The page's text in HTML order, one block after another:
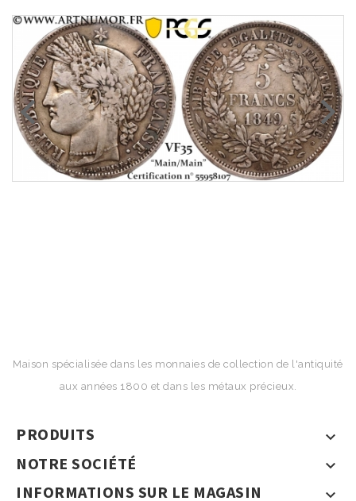
Maison spécialisée dans les monnaies de collection de l'antiquité
aux années 1800 et dans les métaux précieux.
PRODUITS 
NOTRE SOCIÉTÉ 
INFORMATIONS SUR LE MAGASIN 